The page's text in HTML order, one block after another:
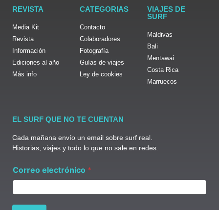
REVISTA
Media Kit
Revista
Información
Ediciones al año
Más info
CATEGORIAS
Contacto
Colaboradores
Fotografía
Guías de viajes
Ley de cookies
VIAJES DE
SURF
Maldivas
Bali
Mentawai
Costa Rica
Marruecos
EL SURF QUE NO TE CUENTAN
Cada mañana envío un email sobre surf real.
Historias, viajes y todo lo que no sale en redes.
l
e
Correo electrónico *